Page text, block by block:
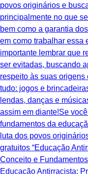
povos originários e
principalmente no que
bem como a garantia
em como trabalhar essa
importante lembrar que
ser evitadas, buscando
respeito às suas
tudo: jogos e
lendas, danças e
assim em diante!Se
fundamentos da
luta dos povos
gratuitos “Educação
Conceito e
Educação Antirracista: